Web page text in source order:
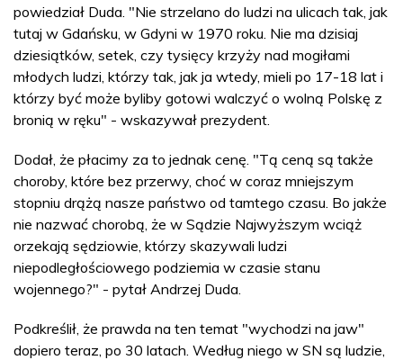
powiedział Duda. "Nie strzelano do ludzi na ulicach tak, jak
tutaj w Gdańsku, w Gdyni w 1970 roku. Nie ma dzisiaj
dziesiątków, setek, czy tysięcy krzyży nad mogiłami
młodych ludzi, którzy tak, jak ja wtedy, mieli po 17-18 lat i
którzy być może byliby gotowi walczyć o wolną Polskę z
bronią w ręku" - wskazywał prezydent.
Dodał, że płacimy za to jednak cenę. "Tą ceną są także
choroby, które bez przerwy, choć w coraz mniejszym
stopniu drążą nasze państwo od tamtego czasu. Bo jakże
nie nazwać chorobą, że w Sądzie Najwyższym wciąż
orzekają sędziowie, którzy skazywali ludzi
niepodległościowego podziemia w czasie stanu
wojennego?" - pytał Andrzej Duda.
Podkreślił, że prawda na ten temat "wychodzi na jaw"
dopiero teraz, po 30 latach. Według niego w SN są ludzie,